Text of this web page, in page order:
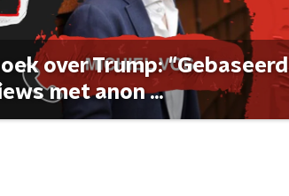
over Trump: "Gebaseerd
met anon ...